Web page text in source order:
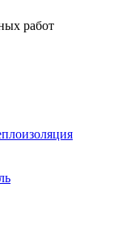
работ